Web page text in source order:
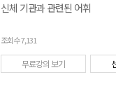
신체 기관과 관련된 어휘
조회수 7,131
무료강의 보기